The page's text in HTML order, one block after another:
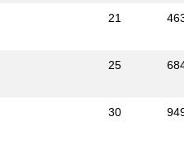
21
25
30